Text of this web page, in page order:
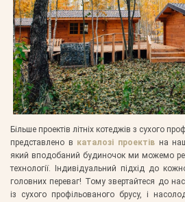
Більше проектів літніх котеджів з сухого
представлено в каталозі проектів на
який вподобаний будиночок ми можемо
технології. Індивідуальний підхід до
головних переваг! Тому звертайтеся до
із сухого профільованого брусу, і